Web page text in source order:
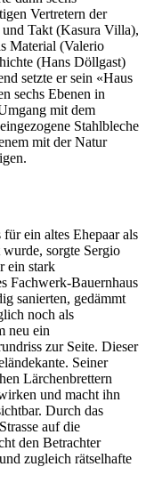
Vertretern der
Takt (Kasura Villa),
Material (Valerio
(Hans Döllgast)
setzte er sein «Haus
sechs Ebenen in
mit dem
Stahlbleche
mit der Natur
ein altes Ehepaar als
sorgte Sergio
ein stark
Fachwerk-Bauernhaus
sanierten, gedämmt
noch als
neu ein
zur Seite. Dieser
Seiner
Lärchenbrettern
und macht ihn
Durch das
auf die
den Betrachter
zugleich rätselhafte